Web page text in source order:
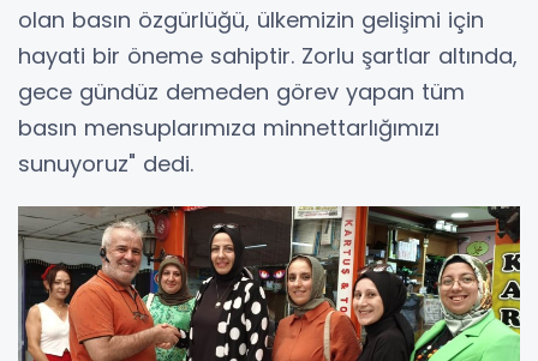
olan basın özgürlüğü, ülkemizin gelişimi için
hayati bir öneme sahiptir. Zorlu şartlar altında,
gece gündüz demeden görev yapan tüm
basın mensuplarımıza minnettarlığımızı
sunuyoruz" dedi.